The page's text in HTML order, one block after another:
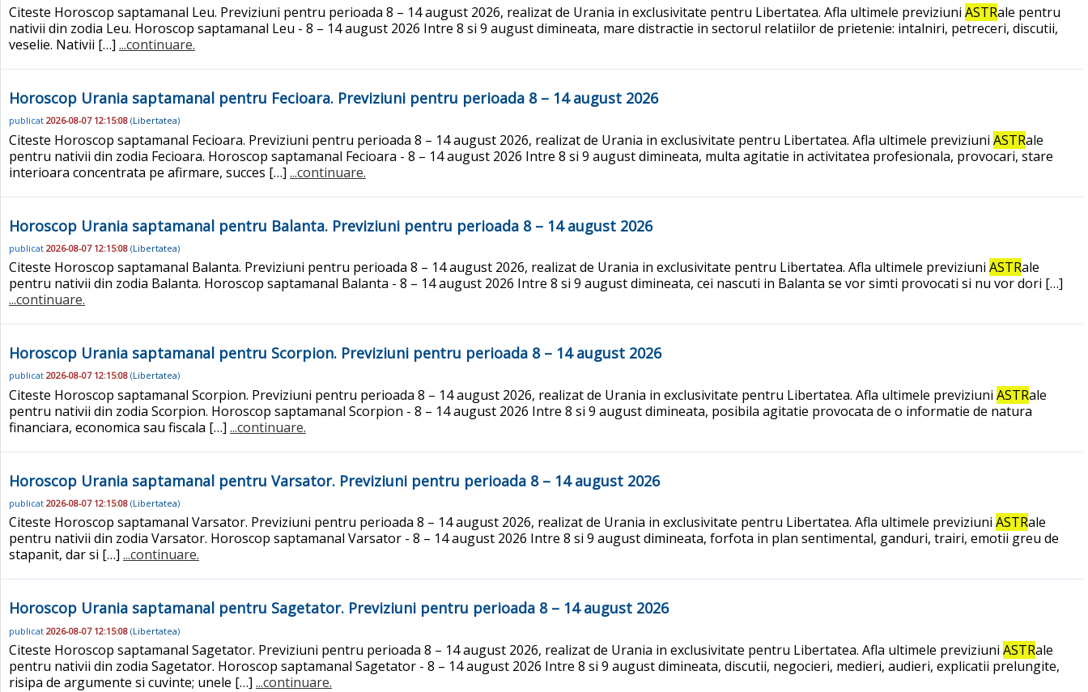
Citeste Horoscop saptamanal Leu. Previziuni pentru perioada 8 – 14 august 2026, realizat de Urania in exclusivitate pentru Libertatea. Afla ultimele previziuni ASTRale pentru
nativii din zodia Leu. Horoscop saptamanal Leu - 8 – 14 august 2026 Intre 8 si 9 august dimineata, mare distractie in sectorul relatiilor de prietenie: intalniri, petreceri, discutii,
veselie. Nativii […] ...continuare.
Horoscop Urania saptamanal pentru Fecioara. Previziuni pentru perioada 8 – 14 august 2026
publicat 2026-08-07 12:15:08 (Libertatea)
Citeste Horoscop saptamanal Fecioara. Previziuni pentru perioada 8 – 14 august 2026, realizat de Urania in exclusivitate pentru Libertatea. Afla ultimele previziuni ASTRale
pentru nativii din zodia Fecioara. Horoscop saptamanal Fecioara - 8 – 14 august 2026 Intre 8 si 9 august dimineata, multa agitatie in activitatea profesionala, provocari, stare
interioara concentrata pe afirmare, succes […] ...continuare.
Horoscop Urania saptamanal pentru Balanta. Previziuni pentru perioada 8 – 14 august 2026
publicat 2026-08-07 12:15:08 (Libertatea)
Citeste Horoscop saptamanal Balanta. Previziuni pentru perioada 8 – 14 august 2026, realizat de Urania in exclusivitate pentru Libertatea. Afla ultimele previziuni ASTRale
pentru nativii din zodia Balanta. Horoscop saptamanal Balanta - 8 – 14 august 2026 Intre 8 si 9 august dimineata, cei nascuti in Balanta se vor simti provocati si nu vor dori […]
...continuare.
Horoscop Urania saptamanal pentru Scorpion. Previziuni pentru perioada 8 – 14 august 2026
publicat 2026-08-07 12:15:08 (Libertatea)
Citeste Horoscop saptamanal Scorpion. Previziuni pentru perioada 8 – 14 august 2026, realizat de Urania in exclusivitate pentru Libertatea. Afla ultimele previziuni ASTRale
pentru nativii din zodia Scorpion. Horoscop saptamanal Scorpion - 8 – 14 august 2026 Intre 8 si 9 august dimineata, posibila agitatie provocata de o informatie de natura
financiara, economica sau fiscala […] ...continuare.
Horoscop Urania saptamanal pentru Varsator. Previziuni pentru perioada 8 – 14 august 2026
publicat 2026-08-07 12:15:08 (Libertatea)
Citeste Horoscop saptamanal Varsator. Previziuni pentru perioada 8 – 14 august 2026, realizat de Urania in exclusivitate pentru Libertatea. Afla ultimele previziuni ASTRale
pentru nativii din zodia Varsator. Horoscop saptamanal Varsator - 8 – 14 august 2026 Intre 8 si 9 august dimineata, forfota in plan sentimental, ganduri, trairi, emotii greu de
stapanit, dar si […] ...continuare.
Horoscop Urania saptamanal pentru Sagetator. Previziuni pentru perioada 8 – 14 august 2026
publicat 2026-08-07 12:15:08 (Libertatea)
Citeste Horoscop saptamanal Sagetator. Previziuni pentru perioada 8 – 14 august 2026, realizat de Urania in exclusivitate pentru Libertatea. Afla ultimele previziuni ASTRale
pentru nativii din zodia Sagetator. Horoscop saptamanal Sagetator - 8 – 14 august 2026 Intre 8 si 9 august dimineata, discutii, negocieri, medieri, audieri, explicatii prelungite,
risipa de argumente si cuvinte; unele […] ...continuare.